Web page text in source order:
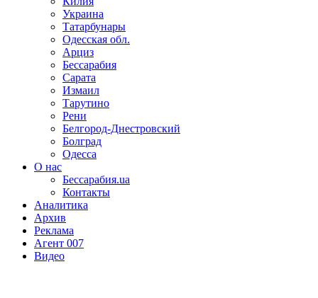
Украина
Татарбунары
Одесская обл.
Арциз
Бессарабия
Сарата
Измаил
Тарутино
Рени
Белгород-Днестровский
Болград
Одесса
О нас
Бессарабия.ua
Контакты
Аналитика
Архив
Реклама
Агент 007
Видео